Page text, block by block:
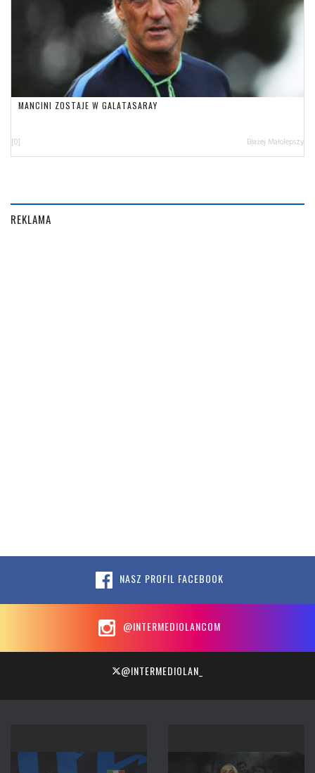
MANCINI ZOSTAJE W GALATASARAY
[0] Błażej Małolepszy
REKLAMA
NASZ PROFIL FACEBOOK
@INTERMEDIOLANCOM
@INTERMEDIOLAN_